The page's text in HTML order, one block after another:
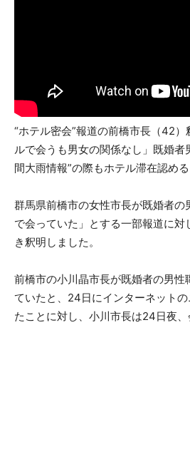
“ホテル密会”報道の前橋市長（42
ルで会うも男女の関係なし」既婚者
間大雨情報”の際もホテル滞在認める
群馬県前橋市の女性市長が既婚者の
で会っていた」とする一部報道に
き釈明しました。
前橋市の小川晶市長が既婚者の男性
ていたと、24日にインターネット
たことに対し、小川市長は24日夜、